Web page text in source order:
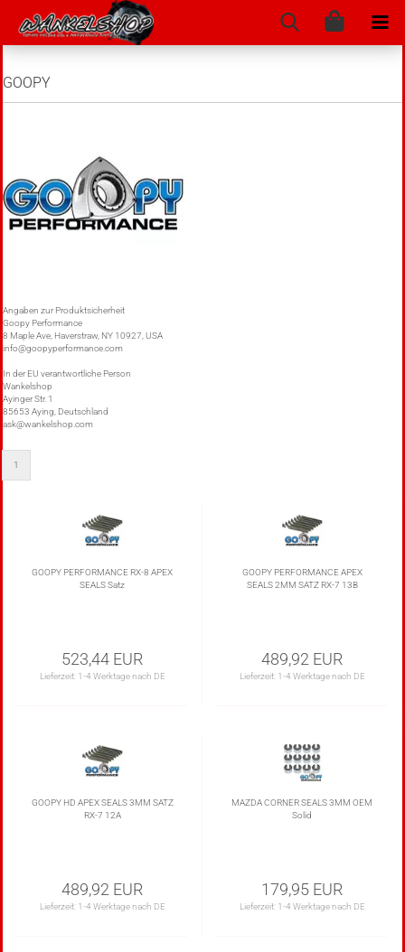
GOOPY
Angaben zur Produktsicherheit
Goopy Performance
8 Maple Ave, Haverstraw, NY 10927, USA
info@goopyperformance.com
In der EU verantwortliche Person
Wankelshop
Ayinger Str. 1
85653 Aying, Deutschland
ask@wankelshop.com
1
GOOPY PERFORMANCE RX-8 APEX
SEALS Satz
523,44 EUR
Lieferzeit: 1-4 Werktage nach DE
GOOPY PERFORMANCE APEX
SEALS 2MM SATZ RX-7 13B
489,92 EUR
Lieferzeit: 1-4 Werktage nach DE
GOOPY HD APEX SEALS 3MM SATZ
RX-7 12A
489,92 EUR
Lieferzeit: 1-4 Werktage nach DE
MAZDA CORNER SEALS 3MM OEM
Solid
179,95 EUR
Lieferzeit: 1-4 Werktage nach DE